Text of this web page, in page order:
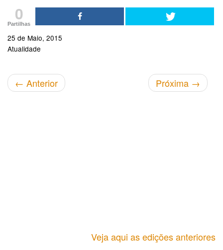
0
Partilhas
25 de Maio, 2015
Atualidade
← Anterior Próxima →
Veja aqui as edições anteriores